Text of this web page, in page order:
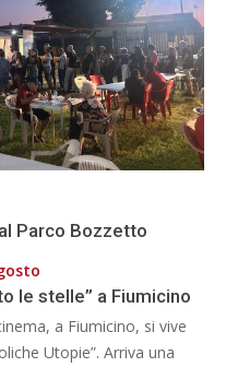
Parco Bozzetto
le stelle” a Fiumicino
a Fiumicino, si vive
Utopie”. Arriva una